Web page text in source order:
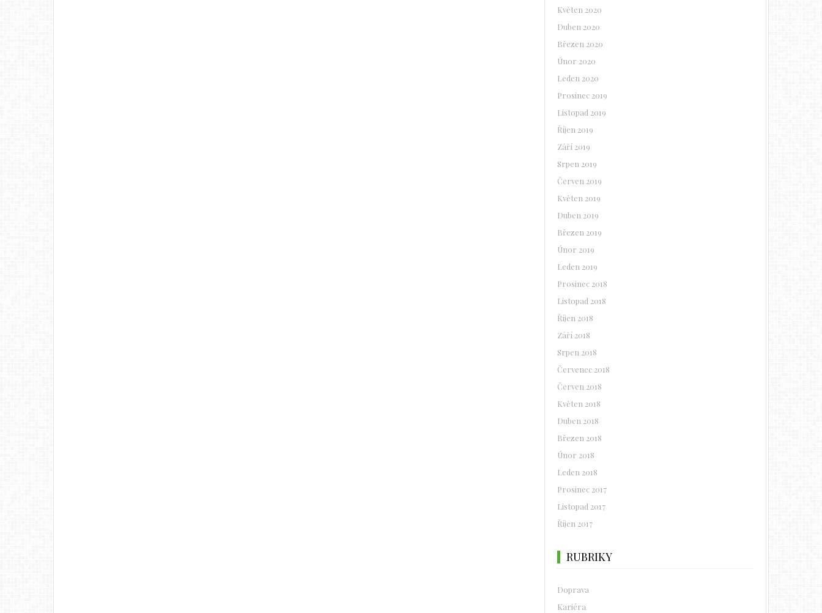
Květen 2020
Duben 2020
Březen 2020
Únor 2020
Leden 2020
Prosinec 2019
Listopad 2019
Říjen 2019
Září 2019
Srpen 2019
Červen 2019
Květen 2019
Duben 2019
Březen 2019
Únor 2019
Leden 2019
Prosinec 2018
Listopad 2018
Říjen 2018
Září 2018
Srpen 2018
Červenec 2018
Červen 2018
Květen 2018
Duben 2018
Březen 2018
Únor 2018
Leden 2018
Prosinec 2017
Listopad 2017
Říjen 2017
RUBRIKY
Doprava
Kariéra